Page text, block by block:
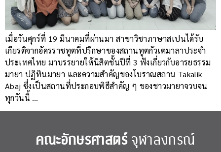
เมื่อวันศุกร์ที่ 19 มีนาคมที่ผ่านมา สาขาวิชาภาษาสเปนได้รับ
เกียรติจากอัครราชทูตที่ปรึกษาของสถานทูตกัวเตมาลาประจำ
ประเทศไทย มาบรรยายให้นิสิตชั้นปีที่ 3 ฟังเกี่ยวกับอารยธรรม
มายา ปฏิทินมายา และความสำคัญของโบราณสถาน Takalik
Abaj ซึ่งเป็นสถานที่ประกอบพิธีสำคัญ ๆ ของชาวมายาจวบจน
ทุกวันนี้ …
คณะอักษรศาสตร์จุฬาลงกรณ์